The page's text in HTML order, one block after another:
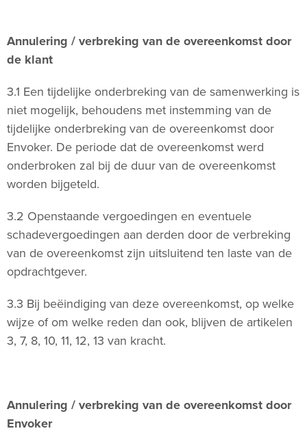
Annulering / verbreking van de overeenkomst door
de klant
3.1 Een tijdelijke onderbreking van de samenwerking is
niet mogelijk, behoudens met instemming van de
tijdelijke onderbreking van de overeenkomst door
Envoker. De periode dat de overeenkomst werd
onderbroken zal bij de duur van de overeenkomst
worden bijgeteld.
3.2 Openstaande vergoedingen en eventuele
schadevergoedingen aan derden door de verbreking
van de overeenkomst zijn uitsluitend ten laste van de
opdrachtgever.
3.3 Bij beëindiging van deze overeenkomst, op welke
wijze of om welke reden dan ook, blijven de artikelen
3, 7, 8, 10, 11, 12, 13 van kracht.
Annulering / verbreking van de overeenkomst door
Envoker